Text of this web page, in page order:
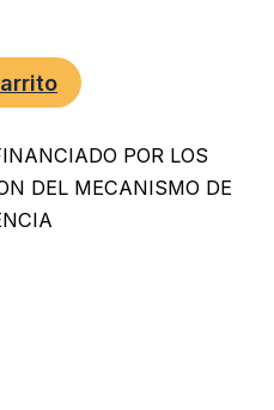
POR LOS
DEL MECANISMO DE